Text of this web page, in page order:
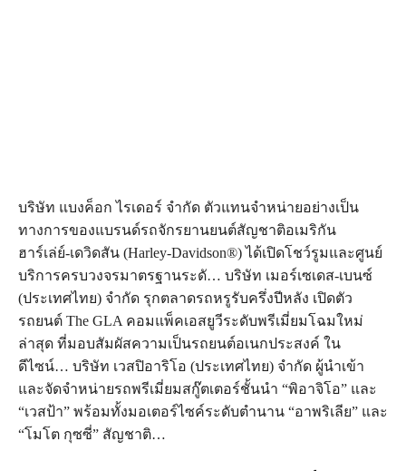
บริษัท แบงค็อก ไรเดอร์ จำกัด ตัวแทนจำหน่ายอย่างเป็น
ทางการของแบรนด์รถจักรยานยนต์สัญชาติอเมริกัน
ฮาร์เล่ย์-เดวิดสัน (Harley-Davidson®) ได้เปิดโชว์รูมและศูนย์
บริการครบวงจรมาตรฐานระดั… บริษัท เมอร์เซเดส-เบนซ์
(ประเทศไทย) จำกัด รุกตลาดรถหรูรับครึ่งปีหลัง เปิดตัว
รถยนต์ The GLA คอมแพ็คเอสยูวีระดับพรีเมี่ยมโฉมใหม่
ล่าสุด ที่มอบสัมผัสความเป็นรถยนต์อเนกประสงค์ ใน
ดีไซน์… บริษัท เวสปิอาริโอ (ประเทศไทย) จำกัด ผู้นำเข้า
และจัดจำหน่ายรถพรีเมี่ยมสกู๊ตเตอร์ชั้นนำ “พิอาจิโอ” และ
“เวสป้า” พร้อมทั้งมอเตอร์ไซค์ระดับตำนาน “อาพริเลีย” และ
“โมโต กุซซี่” สัญชาติ…